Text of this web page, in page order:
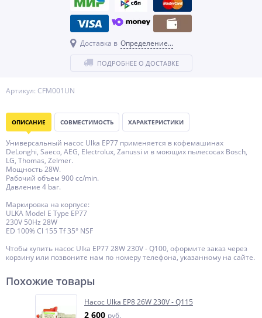
Артикул: CFM001UN
Доставка в Определение...
ПОДРОБНЕЕ О ДОСТАВКЕ
ОПИСАНИЕ СОВМЕСТИМОСТЬ ХАРАКТЕРИСТИКИ
Универсальный насос Ulka EP77 применяется в кофемашинах
DeLonghi, Saeco, AEG, Electrolux, Zanussi и в моющих пылесосах Bosch,
LG, Thomas, Zelmer.
Мощность 28W.
Рабочий объем 900 cc/min.
Давление 4 bar.
Маркировка на корпусе:
ULKA Model E Type EP77
230V 50Hz 28W
ED 100% Cl 155 Tf 35° NSF
Чтобы купить насос Ulka EP77 28W 230V - Q100, оформите заказ через
корзину или позвоните нам по номеру телефона, указанному на сайте.
Похожие товары
Насос Ulka EP8 26W 230V - Q115
2 600 руб.